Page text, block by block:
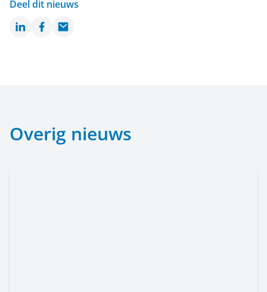
Deel dit nieuws
LinkedInFacebook
Email
Overig nieuws